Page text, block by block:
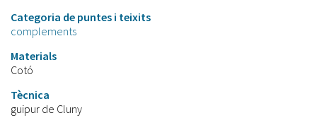
Categoria de puntes i teixits
complements
Materials
Cotó
Tècnica
guipur de Cluny